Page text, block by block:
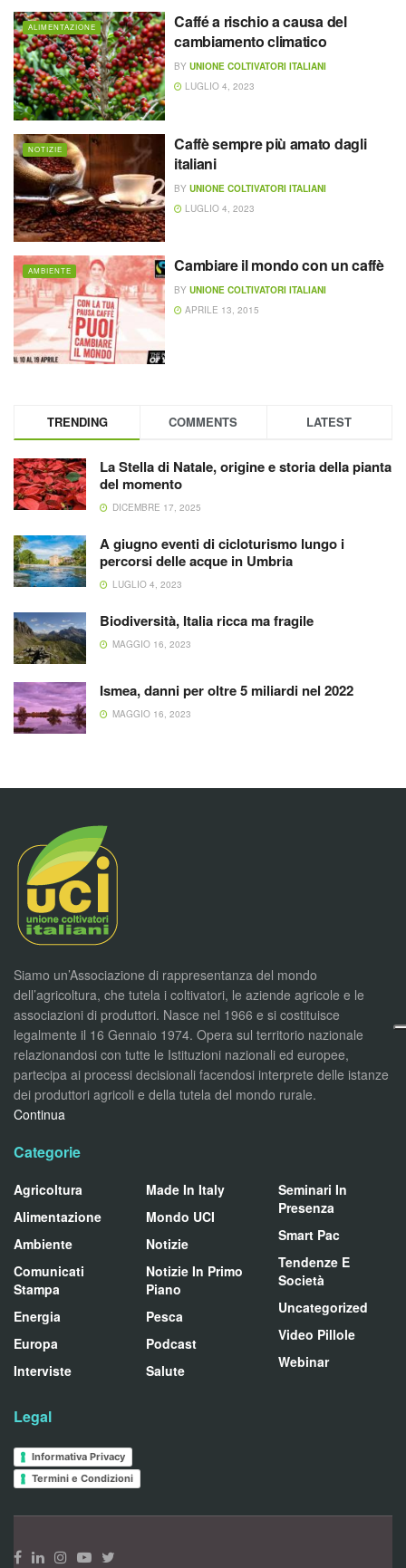
ALIMENTAZIONE
Caffé a rischio a causa del
cambiamento climatico
BY UNIONE COLTIVATORI ITALIANI
LUGLIO 4, 2023
NOTIZIE
Caffè sempre più amato dagli
italiani
BY UNIONE COLTIVATORI ITALIANI
LUGLIO 4, 2023
AMBIENTE Cambiare il mondo con un caffè
BY UNIONE COLTIVATORI ITALIANI
APRILE 13, 2015
TRENDING COMMENTS LATEST
La Stella di Natale, origine e storia della pianta
del momento
DICEMBRE 17, 2025
A giugno eventi di cicloturismo lungo i
percorsi delle acque in Umbria
LUGLIO 4, 2023
Biodiversità, Italia ricca ma fragile
MAGGIO 16, 2023
Ismea, danni per oltre 5 miliardi nel 2022
MAGGIO 16, 2023
Siamo un’Associazione di rappresentanza del mondo
dell’agricoltura, che tutela i coltivatori, le aziende agricole e le
associazioni di produttori. Nasce nel 1966 e si costituisce
legalmente il 16 Gennaio 1974. Opera sul territorio nazionale
relazionandosi con tutte le Istituzioni nazionali ed europee,
partecipa ai processi decisionali facendosi interprete delle istanze
dei produttori agricoli e della tutela del mondo rurale.
Continua
Categorie
Agricoltura
Alimentazione
Ambiente
Comunicati
Stampa
Energia
Europa
Interviste
Made In Italy
Mondo UCI
Notizie
Notizie In Primo
Piano
Pesca
Podcast
Salute
Seminari In
Presenza
Smart Pac
Tendenze E
Società
Uncategorized
Video Pillole
Webinar
Legal
Informativa Privacy
Termini e Condizioni